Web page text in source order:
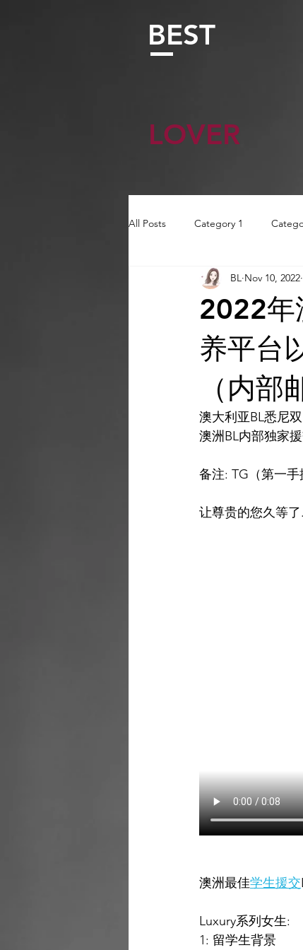
BEST
LOVER
All Posts Category 1
AI Tool
AI 艺术馆 教
2022年
养平台
（内部
BL Nov 10, 2022
澳大利亚BL悉尼
澳洲BL内部独家
备注: TG（第一手
让尊贵的您久等了
澳洲最佳学生援交
Luxury系列女生:
1: 留学生背景